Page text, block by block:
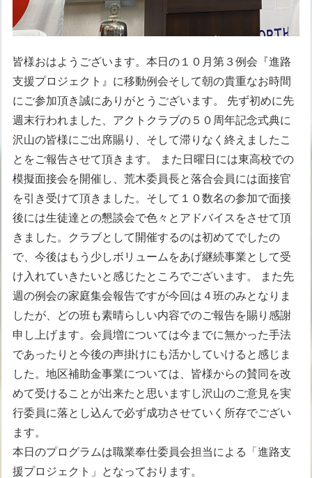
皆様おはようございます。本日の１０月第３例会『進路
支援プロジェクト』に移動例会そして朝の貴重なお時間
にご参加頂き誠にありがとうございます。 先ず初めに先
週末行われました、アクトクラブの５０周年記念式典に
沢山の皆様にご出席賜り、そして滞りなく終えましたこ
とをご報告させて頂きます。 また日曜日には東高校での
模擬面接会を開催し、荒木委員長と落合会員には面接官
を引き受けて頂きました。そして１０数名の参加で面接
後には生徒達との懇談会で色々とアドバイスをさせて頂
きました。クラブとして開催するのは初めてでしたの
で、今後はもう少しボリュームをあげ継続事業として受
け入れていきたいと感じたところでございます。 また先
週の例会の家庭集会報告ですが今回は４班のみとなりま
したが、どの班も素晴らしい内容でのご報告を賜り感謝
申し上げます。会員増については今までに無かった手法
であったりと今後の声掛けにも活かしていけると感じま
した。地区補助金事業については、皆様からの賛同を改
めて受けることが出来たと思いますし沢山のご意見を実
行委員に落とし込んで必ず成功させていく所存でござい
ます。
本日のプログラムは職業奉仕委員会担当による「進路支
援プロジェクト」となっております。